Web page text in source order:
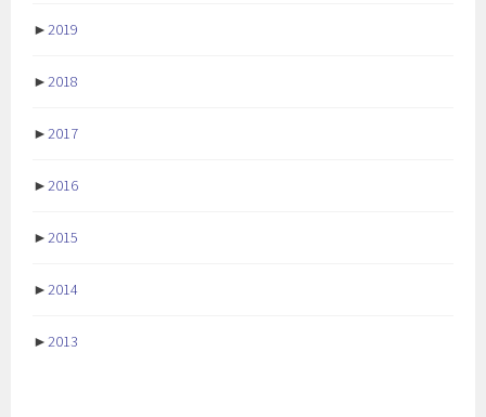
►2019
►2018
►2017
►2016
►2015
►2014
►2013